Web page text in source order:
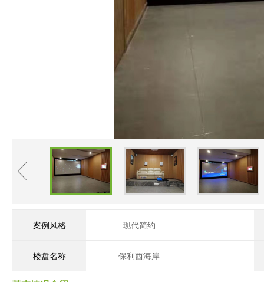
案例风格 现代简约
楼盘名称 保利西海岸